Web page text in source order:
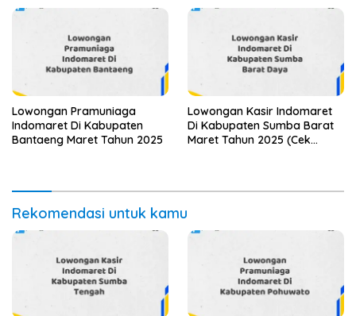
Lowongan Pramuniaga
Indomaret Di Kabupaten
Bantaeng Maret Tahun 2025
Lowongan Kasir Indomaret
Di Kabupaten Sumba Barat
Maret Tahun 2025 (Cek
Rekomendasi untuk kamu